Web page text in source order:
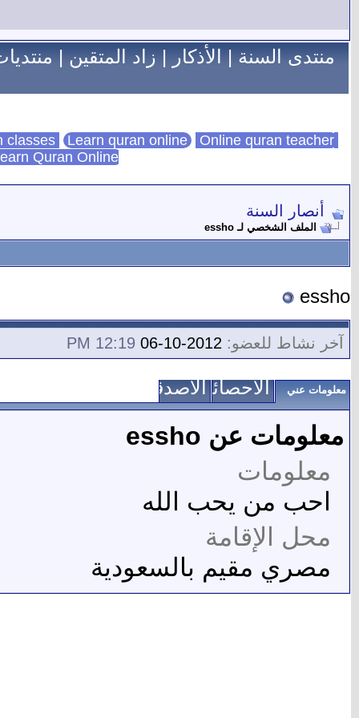
منتدى السنة|الأذكار|زاد المتقين|
Learn quran online Online quran teacher
Quran Online
أنصار السنة
الملف الشخصي لـ essho
essho
آخر نشاط للعضو: 12:19 PM
معلومات عني الاحصائياتالأصدقاء
معلومات عن essho
معلومات
احب من يحب الله
محل الإقامة
مصري مقيم بالسعودية